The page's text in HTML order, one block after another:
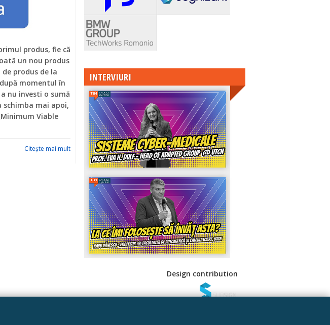
produs, fie că
un nou produs
produs de la
momentul în
nu investi o sumă
schimba mai apoi,
Viable
Citeşte mai mult
INTERVIURI
Design contribution